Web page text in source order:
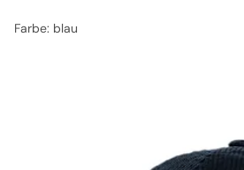
Farbe: blau